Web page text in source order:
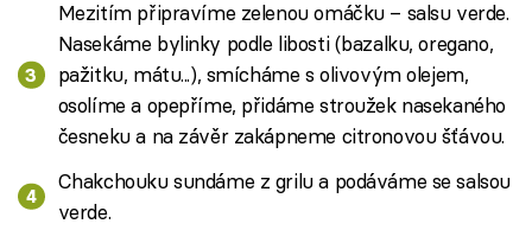
Mezitím připravíme zelenou omáčku – salsu verde.
Nasekáme bylinky podle libosti (bazalku, oregano,
pažitku, mátu...), smícháme s olivovým olejem,
osolíme a opepříme, přidáme stroužek nasekaného
česneku a na závěr zakápneme citronovou šťávou.
Chakchouku sundáme z grilu a podáváme se salsou
verde.